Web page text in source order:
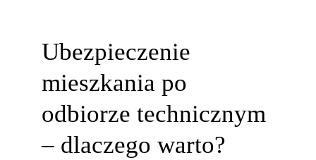
Ubezpieczenie
mieszkania po
odbiorze technicznym
– dlaczego warto?